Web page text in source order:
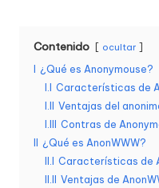
aContenido ocultar
I ¿Qué es Anonymouse?
I.I Características de
I.II Ventajas del
I.III Contras de
II ¿Qué es AnonWWW?
II.I Características de
II.II Ventajas de